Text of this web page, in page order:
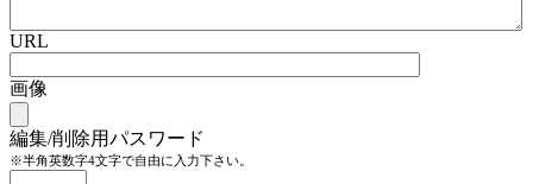
URL
画像
編集/削除用パスワード
※半角英数字4文字で自由に入力下さい。